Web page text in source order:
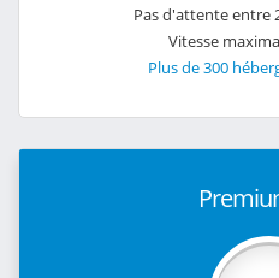
Pas d'attente entre
Vitesse
Plus de 300